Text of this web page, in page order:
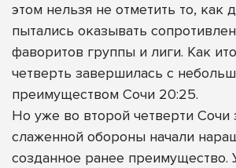
этом нельзя не отметить то, как
пытались оказывать
фаворитов группы и лиги. Как
четверть завершилась с
преимуществом Сочи 20:25.
Но уже во второй четверти Сочи
слаженной обороны начали
созданное ранее